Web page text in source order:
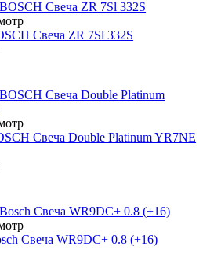
Свеча ZR 7Sl 332S
Свеча Double Platinum YR7NE
Свеча WR9DC+ 0.8 (+16)